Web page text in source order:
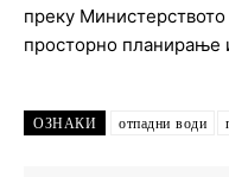
преку
просторно планирање
ОЗНАКИ отпадни води